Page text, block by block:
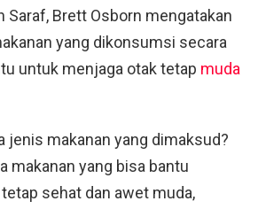
Saraf, Brett Osborn mengatakan
yang dikonsumsi secara
untuk menjaga otak tetap muda
jenis makanan yang dimaksud?
makanan yang bisa bantu
sehat dan awet muda,